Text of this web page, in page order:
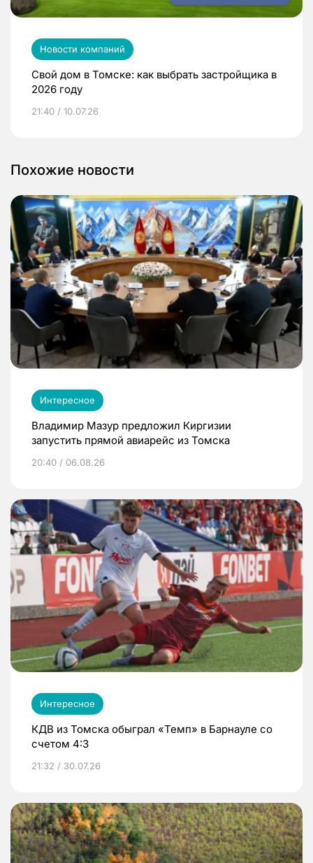
Новости компаний
Свой дом в Томске: как выбрать застройщика в
2026 году
21:40 / 10.07.26
Похожие новости
Интересное
Владимир Мазур предложил Киргизии
запустить прямой авиарейс из Томска
20:40 / 06.08.26
Интересное
КДВ из Томска обыграл «Темп» в Барнауле со
счетом 4:3
21:32 / 30.07.26